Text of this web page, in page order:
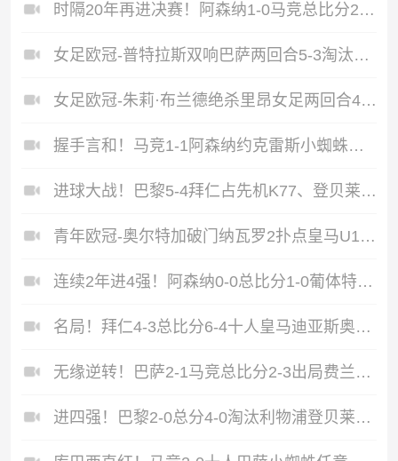
时隔20年再进决赛！阿森纳1-0马竞总比分2-1晋级萨卡制胜
女足欧冠-普特拉斯双响巴萨两回合5-3淘汰拜仁晋级决赛
女足欧冠-朱莉·布兰德绝杀里昂女足两回合4-3淘汰阿森纳进决赛
握手言和！马竞1-1阿森纳约克雷斯小蜘蛛均点射埃泽点球被取消
进球大战！巴黎5-4拜仁占先机K77、登贝莱双响凯恩奥利塞建功
青年欧冠-奥尔特加破门纳瓦罗2扑点皇马U19点球5-3布鲁日夺冠
连续2年进4强！阿森纳0-0总比分1-0葡体特罗萨德、卡塔莫中柱
名局！拜仁4-3总比分6-4十人皇马迪亚斯奥利塞制胜卡马文加染红
无缘逆转！巴萨2-1马竞总比分2-3出局费兰传射E·加西亚直红
进四强！巴黎2-0总分4-0淘汰利物浦登贝莱双响埃基蒂克疑似重伤